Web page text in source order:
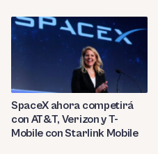
SpaceX ahora competirá
con AT&T, Verizon y T-
Mobile con Starlink Mobile